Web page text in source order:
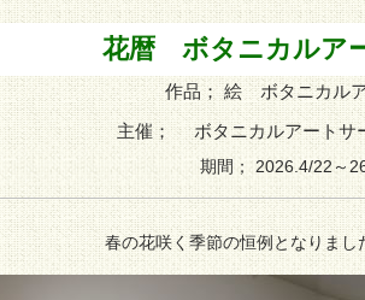
花暦 ボタニカルア
作品； 絵 ボタニカル
主催； ボタニカルアートサ
期間； 2026.4/22～
春の花咲く季節の恒例となりま